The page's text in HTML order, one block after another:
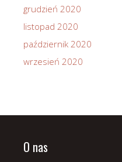
grudzień 2020
listopad 2020
październik 2020
wrzesień 2020
O nas